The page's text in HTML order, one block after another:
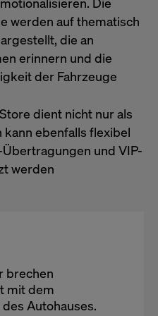
werden auf thematisch
die an
erinnern und die
der Fahrzeuge
dient nicht nur als
ebenfalls flexibel
und VIP-
werden
brechen
mit dem
Autohauses.